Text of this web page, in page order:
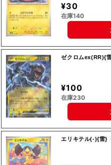
¥30
在庫140
ゼクロムex(RR){
¥100
在庫230
エリキテル(-){雷}